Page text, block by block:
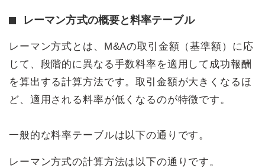
レーマン方式の概要と料率テーブル
レーマン方式とは、M&Aの取引金額（基準額）に応
じて、段階的に異なる手数料率を適用して成功報酬
を算出する計算方法です。取引金額が大きくなるほ
ど、適用される料率が低くなるのが特徴です。
一般的な料率テーブルは以下の通りです。
レーマン方式の計算方法は以下の通りです。